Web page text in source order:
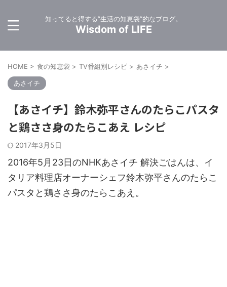
知ってると得する”生活の知恵袋”的なブログ。
Wisdom of LIFE
HOME > 食の知恵袋 > TV番組別レシピ > あさイチ >
あさイチ
【あさイチ】鈴木弥平さんのたらこパスタ
と鶏ささ身のたらこあえ レシピ
2017年3月5日
2016年5月23日のNHKあさイチ 解決ごはんは、イ
タリア料理店オーナーシェフ鈴木弥平さんのたらこ
パスタと鶏ささ身のたらこあえ。